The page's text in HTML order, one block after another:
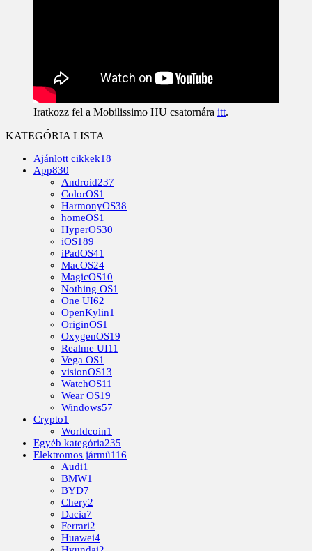
Iratkozz fel a Mobilissimo HU csatornára itt.
KATEGÓRIA LISTA
Ajánlott cikkek18
App830
Android237
ColorOS1
HarmonyOS38
homeOS1
HyperOS30
iOS189
iPadOS41
MacOS24
MagicOS10
Nothing OS1
One UI62
OpenKylin1
OriginOS1
OxygenOS19
Realme UI11
Vega OS1
visionOS13
WatchOS11
Wear OS19
Windows57
Crypto1
Worldcoin1
Egyéb kategória235
Elektromos jármű116
Audi1
BMW1
BYD7
Chery2
Dacia7
Ferrari2
Huawei4